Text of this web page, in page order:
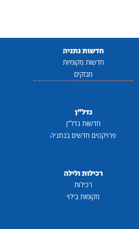
חדשות נתניה
חדשות מקומיות
מבזקים
נדל"ן
חדשות נדל"ן
פרויקטים חדשים בנתניה
רכילות ולילה
רכילות
מקומות בילוי